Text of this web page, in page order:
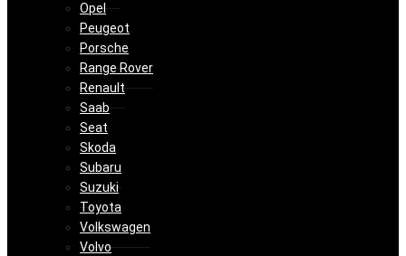
Opel
Peugeot
Porsche
Range Rover
Renault
Saab
Seat
Skoda
Subaru
Suzuki
Toyota
Volkswagen
Volvo